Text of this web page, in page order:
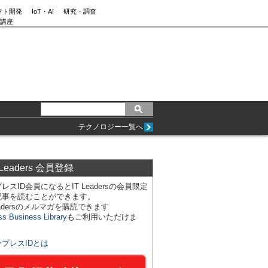
ト開発 IoT・AI
研究・調査
座
テクノロジー一覧へ
会員登録
スID会員になるとIT Leadersの会員限定
を読むことができます。
のメルマガを購読できます
Business Libraryもご利用いただけま
プレスIDとは